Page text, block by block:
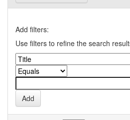
Add filters:
Use filters to refine the search